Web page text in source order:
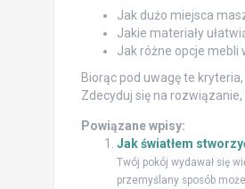
Jak dużo miejsca
Jakie materiały
Jak różne opcje mebli
Biorąc pod uwagę te
Zdecyduj się na
Powiązane wpisy:
Jak światłem
Twój pokój wydawał się
przemyślany sposób